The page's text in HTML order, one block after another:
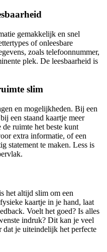
gemakkelijk en snel
of onleesbare
zoals telefoonnummer,
plek. De leesbaarheid is
slim
en mogelijkheden. Bij een
een staand kaartje meer
ruimte het beste kunt
extra informatie, of een
statement te maken. Less is
het altijd slim om een
kaartje in je hand, laat
Voelt het goed? Is alles
indruk? Dit kan je veel
dat je uiteindelijk het perfecte